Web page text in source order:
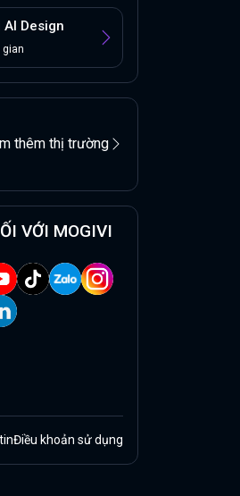
Design
gian
thêm thị trường
VỚI MOGIVI
Điều khoản sử dụng